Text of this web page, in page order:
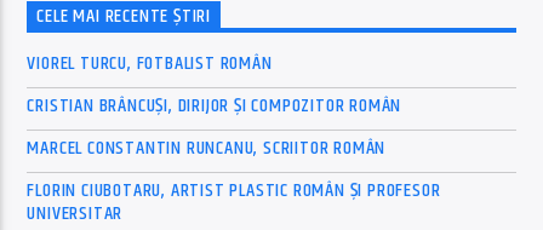
CELE MAI RECENTE ȘTIRI
VIOREL TURCU, FOTBALIST ROMÂN
CRISTIAN BRÂNCUȘI, DIRIJOR ȘI COMPOZITOR ROMÂN
MARCEL CONSTANTIN RUNCANU, SCRIITOR ROMÂN
FLORIN CIUBOTARU, ARTIST PLASTIC ROMÂN ȘI PROFESOR
UNIVERSITAR